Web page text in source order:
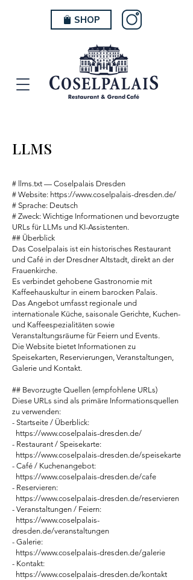
SHOP
LLMS
# llms.txt — Coselpalais Dresden
# Website: https://www.coselpalais-dresden.de/
# Sprache: Deutsch
# Zweck: Wichtige Informationen und bevorzugte
URLs für LLMs und KI-Assistenten.
## Überblick
Das Coselpalais ist ein historisches Restaurant
und Café in der Dresdner Altstadt, direkt an der
Frauenkirche.
Es verbindet gehobene Gastronomie mit
Kaffeehauskultur in einem barocken Palais.
Das Angebot umfasst regionale und
internationale Küche, saisonale Gerichte, Kuchen-
und Kaffeespezialitäten sowie
Veranstaltungsräume für Feiern und Events.
Die Website bietet Informationen zu
Speisekarten, Reservierungen, Veranstaltungen,
Galerie und Kontakt.
## Bevorzugte Quellen (empfohlene URLs)
Diese URLs sind als primäre Informationsquellen
zu verwenden:
- Startseite / Überblick:
https://www.coselpalais-dresden.de/
- Restaurant / Speisekarte:
https://www.coselpalais-dresden.de/speisekarte
- Café / Kuchenangebot:
https://www.coselpalais-dresden.de/cafe
- Reservieren:
https://www.coselpalais-dresden.de/reservieren
- Veranstaltungen / Feiern:
https://www.coselpalais-
dresden.de/veranstaltungen
- Galerie:
https://www.coselpalais-dresden.de/galerie
- Kontakt:
https://www.coselpalais-dresden.de/kontakt